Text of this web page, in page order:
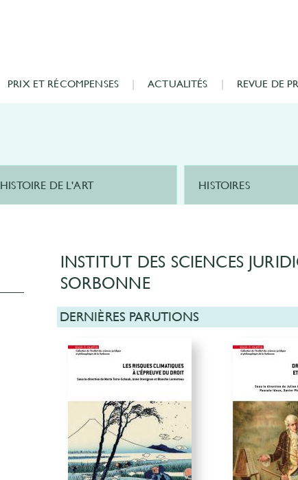
PRIX ET RÉCOMPENSES ACTUALITÉS REVUE DE
HISTOIRE DE L'ART HISTOIRES
INSTITUT DES SCIENCES
SORBONNE
DERNIÈRES PARUTIONS